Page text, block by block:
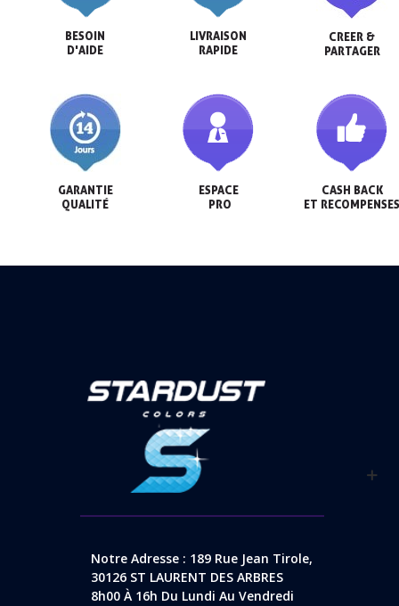
BESOIN
D'AIDE
LIVRAISON
RAPIDE
CREER &
PARTAGER
GARANTIE
QUALITÉ
ESPACE
PRO
CASH BACK
ET
Notre Adresse : 189 Rue Jean Tirole,
30126 ST LAURENT DES ARBRES
8h00 À 16h Du Lundi Au Vendredi